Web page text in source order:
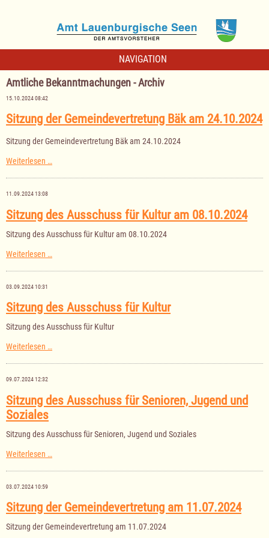
NAVIGATION
Amtliche Bekanntmachungen - Archiv
15.10.2024 08:42
Sitzung der Gemeindevertretung Bäk am 24.10.2024
Sitzung der Gemeindevertretung Bäk am 24.10.2024
Weiterlesen …Sitzung
Gemeindevertretung
24.10.2024
11.09.2024 13:08
Sitzung des Ausschuss für Kultur am 08.10.2024
Sitzung des Ausschuss für Kultur am 08.10.2024
Weiterlesen …
Ausschuss
08.10.2024
03.09.2024 10:31
Sitzung des Ausschuss für Kultur
Sitzung des Ausschuss für Kultur
Weiterlesen …Sitzung
Ausschuss
09.07.2024 12:32
Sitzung des Ausschuss für Senioren, Jugend und
Soziales
Sitzung des Ausschuss für Senioren, Jugend und Soziales
Weiterlesen …
Ausschuss
Jugend
und
03.07.2024 10:59
Sitzung der Gemeindevertretung am 11.07.2024
Sitzung der Gemeindevertretung am 11.07.2024